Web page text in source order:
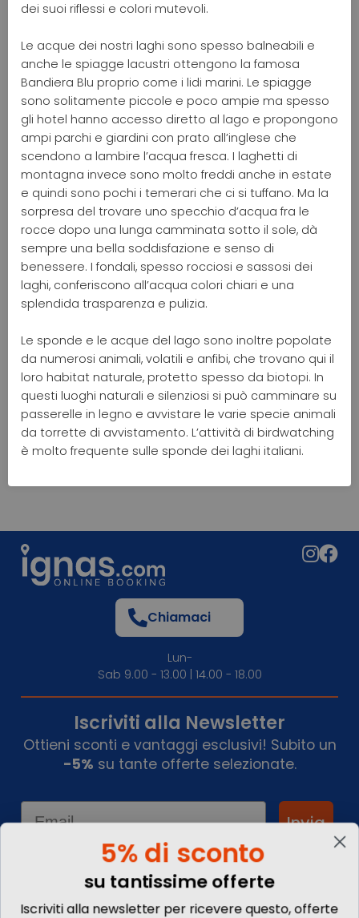
dei suoi riflessi e colori mutevoli.
Le acque dei nostri laghi sono spesso balneabili e
anche le spiagge lacustri ottengono la famosa
Bandiera Blu proprio come i lidi marini. Le spiagge
sono solitamente piccole e poco ampie ma spesso
gli hotel hanno accesso diretto al lago e propongono
ampi parchi e giardini con prato all’inglese che
scendono a lambire l’acqua fresca. I laghetti di
montagna invece sono molto freddi anche in estate
e quindi sono pochi i temerari che ci si tuffano. Ma la
sorpresa del trovare uno specchio d’acqua fra le
rocce dopo una lunga camminata sotto il sole, dà
sempre una bella soddisfazione e senso di
benessere. I fondali, spesso rocciosi e sassosi dei
laghi, conferiscono all’acqua colori chiari e una
splendida trasparenza e pulizia.
Le sponde e le acque del lago sono inoltre popolate
da numerosi animali, volatili e anfibi, che trovano qui il
loro habitat naturale, protetto spesso da biotopi. In
questi luoghi naturali e silenziosi si può camminare su
passerelle in legno e avvistare le varie specie animali
da torrette di avvistamento. L’attività di birdwatching
è molto frequente sulle sponde dei laghi italiani.
Informazioni
Chiamaci
Lun-
Sab 9.00 - 13.00 | 14.00 - 18.00
Iscriviti alla Newsletter
Ottieni sconti e vantaggi esclusivi! Subito un
-5% su tante offerte selezionate.
Email
Invia
5% di sconto
su tantissime offerte
Iscriviti alla newsletter per ricevere questo, offerte